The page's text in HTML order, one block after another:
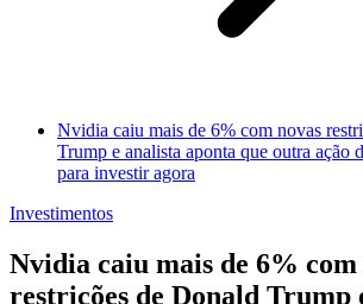
Nvidia caiu mais de 6% com novas
Trump e analista aponta que outra ação
para investir agora
Investimentos
Nvidia caiu mais de 6% com
restrições de Donald Trump